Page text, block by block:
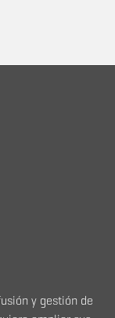
y gestión de